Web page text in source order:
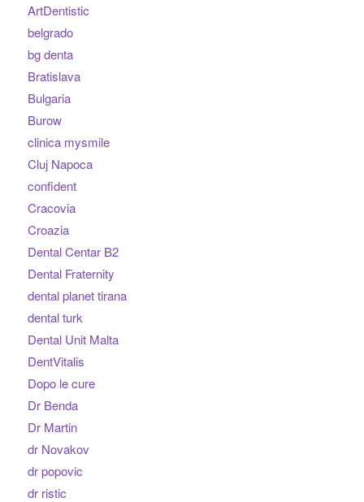
ArtDentistic
belgrado
bg denta
Bratislava
Bulgaria
Burow
clinica mysmile
Cluj Napoca
confident
Cracovia
Croazia
Dental Centar B2
Dental Fraternity
dental planet tirana
dental turk
Dental Unit Malta
DentVitalis
Dopo le cure
Dr Benda
Dr Martin
dr Novakov
dr popovic
dr ristic